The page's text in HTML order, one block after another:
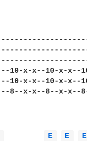
x-x--10-x-x--
x-x--10-x-x--
x-x--8--x-x--
E E E